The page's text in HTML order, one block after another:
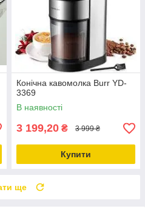
Конічна кавомолка Burr YD-
3369
В наявності
3 199,20 ₴ 3 999 ₴
Купити
ще